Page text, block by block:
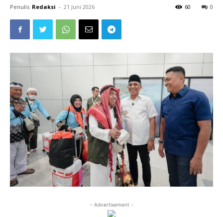
Penulis Redaksi - 21 Juni 2026 0
60
- Advertisement -